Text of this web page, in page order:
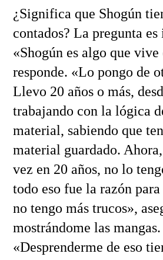
¿Significa que Shogún
contados? La pregunta
«Shogún es algo que
responde. «Lo pongo de
Llevo 20 años o más,
trabajando con la lógica
material, sabiendo que
material guardado.
vez en 20 años, no lo
todo eso fue la razón
no tengo más trucos»,
mostrándome las mangas.
«Desprenderme de eso